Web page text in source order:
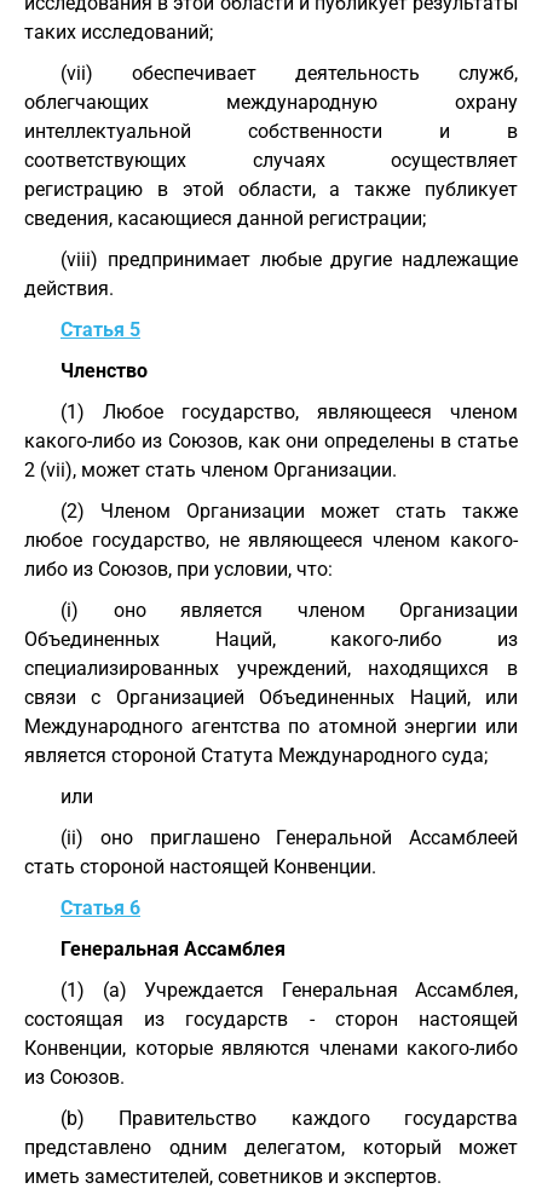
таких исследований;
(vii) обеспечивает деятельность служб,
облегчающих международную охрану
интеллектуальной собственности и в
соответствующих случаях осуществляет
регистрацию в этой области, а также публикует
сведения, касающиеся данной регистрации;
(viii) предпринимает любые другие надлежащие
действия.
Статья 5
Членство
(1) Любое государство, являющееся членом
какого-либо из Союзов, как они определены в статье
2 (vii), может стать членом Организации.
(2) Членом Организации может стать также
любое государство, не являющееся членом какого-
либо из Союзов, при условии, что:
(i) оно является членом Организации
Объединенных Наций, какого-либо из
специализированных учреждений, находящихся в
связи с Организацией Объединенных Наций, или
Международного агентства по атомной энергии или
является стороной Статута Международного суда;
или
(ii) оно приглашено Генеральной Ассамблеей
стать стороной настоящей Конвенции.
Статья 6
Генеральная Ассамблея
(1) (a) Учреждается Генеральная Ассамблея,
состоящая из государств - сторон настоящей
Конвенции, которые являются членами какого-либо
из Союзов.
(b) Правительство каждого государства
представлено одним делегатом, который может
иметь заместителей, советников и экспертов.